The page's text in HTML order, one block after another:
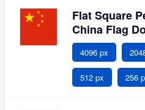
Flat Square
China Flag
4096 px
512 px 256